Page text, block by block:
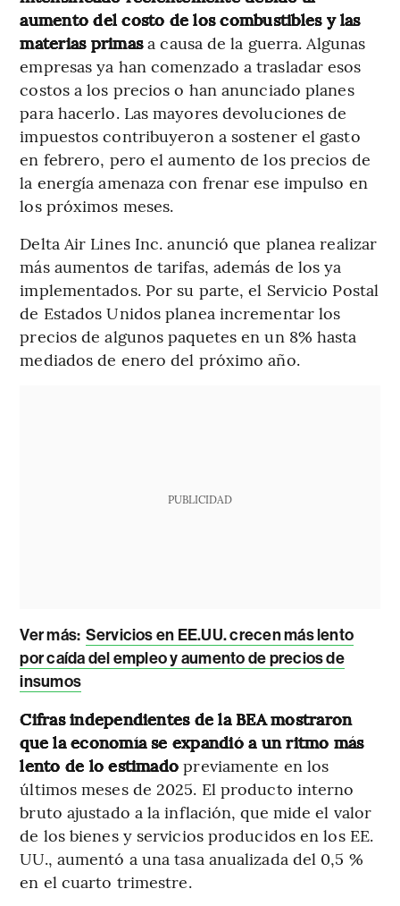
aumento del costo de los combustibles y las
materias primasa causa de la guerra. Algunas
empresas ya han comenzado a trasladar esos
costos a los precios o han anunciado planes
para hacerlo. Las mayores devoluciones de
impuestos contribuyeron a sostener el gasto
en febrero, pero el aumento de los precios de
la energía amenaza con frenar ese impulso en
los próximos meses.
Delta Air Lines Inc. anunció que planea realizar
más aumentos de tarifas, además de los ya
implementados. Por su parte, el Servicio Postal
de Estados Unidos planea incrementar los
precios de algunos paquetes en un 8% hasta
mediados de enero del próximo año.
PUBLICIDAD
Ver más: Servicios en EE.UU. crecen más lento
por caída del empleo y aumento de precios de
insumos
Cifras independientes de la BEA mostraron
que la economía se expandió a un ritmo más
lento de lo estimado previamente en los
últimos meses de 2025. El producto interno
bruto ajustado a la inflación, que mide el valor
de los bienes y servicios producidos en los EE.
UU., aumentó a una tasa anualizada del 0,5 %
en el cuarto trimestre.